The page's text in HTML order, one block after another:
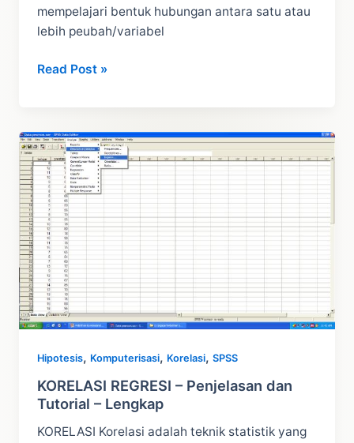
mempelajari bentuk hubungan antara satu atau
lebih peubah/variabel
Pengertian
Dan
Cara
Hitung
Read Post »
Hipotesis, Komputerisasi, Korelasi,SPSS
KORELASI REGRESI – Penjelasan dan
Tutorial – Lengkap
KORELASI Korelasi adalah teknik statistik yang